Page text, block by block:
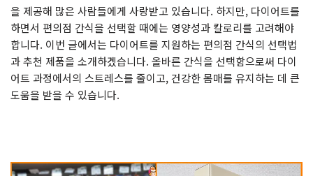
을 제공해 많은 사람들에게 사랑받고 있습니다. 하지만, 다이어트를
하면서 편의점 간식을 선택할 때에는 영양성과 칼로리를 고려해야
합니다. 이번 글에서는 다이어트를 지원하는 편의점 간식의 선택법
과 추천 제품을 소개하겠습니다. 올바른 간식을 선택함으로써 다이
어트 과정에서의 스트레스를 줄이고, 건강한 몸매를 유지하는 데 큰
도움을 받을 수 있습니다.